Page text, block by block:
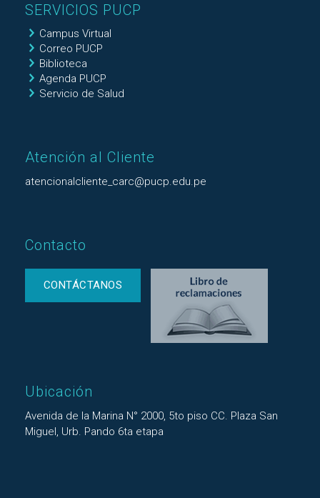
SERVICIOS PUCP
Campus Virtual
Correo PUCP
Biblioteca
Agenda PUCP
Servicio de Salud
Atención al Cliente
atencionalcliente_carc@pucp.edu.pe
Contacto
CONTÁCTANOS
Ubicación
Avenida de la Marina N° 2000, 5to piso CC. Plaza San
Miguel, Urb. Pando 6ta etapa